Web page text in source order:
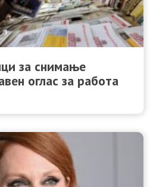
за снимање
оглас за работа